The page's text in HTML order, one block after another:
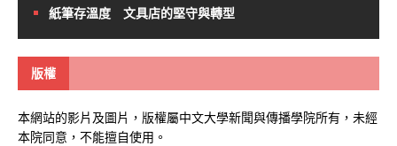
紙筆存溫度 文具店的堅守與轉型
版權
本網站的影片及圖片，版權屬中文大學新聞與傳播學院所有，未經
本院同意，不能擅自使用。